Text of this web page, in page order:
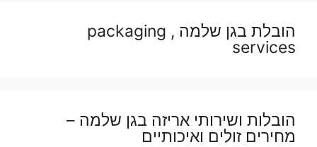
הובלת בגן שלמה , packaging
services
הובלות ושירותי אריזה בגן שלמה –
מחירים זולים ואיכותיים